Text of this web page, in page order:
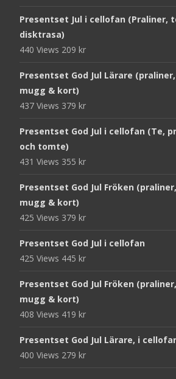
Presentset Jul i cellofan (Praliner,
disktrasa)
440 Views 209 kr
Presentset God Jul Lärare
mugg & kort)
437 Views 379 kr
Presentset God Jul i cellofan (Te,
och tomte)
431 Views 355 kr
Presentset God Jul Fröken
mugg & kort)
425 Views 379 kr
Presentset God Jul i cellofan
425 Views 445 kr
Presentset God Jul Fröken
mugg & kort)
408 Views 419 kr
Presentset God Jul Lärare, i
400 Views 279 kr